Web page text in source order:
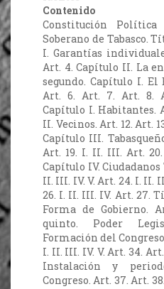
Contenido
Constitución
Soberano de Tabasco.
I. Garantías
Art. 4. Capítulo II. La
segundo. Capítulo I.
Art. 6. Art. 7. Art. 8.
Capítulo I. Habitantes.
II. Vecinos. Art. 12. Art.
Capítulo III.
Art. 19. I. II. III. Art.
Capítulo IV. Ciudadanos
II. III. IV. V. Art. 24. I. II.
26. I. II. III. IV. Art. 27.
Forma de Gobierno.
quinto. Poder
Formación del
I. II. III. IV. V. Art. 34.
Instalación y
Congreso. Art. 37. Art.